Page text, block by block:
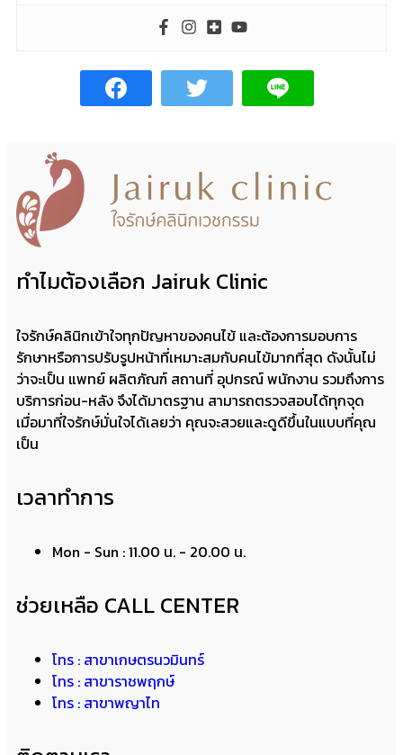
ทำไมต้องเลือก Jairuk Clinic
ใจรักษ์คลินิกเข้าใจทุกปัญหาของคนไข้ และต้องการมอบการ
รักษาหรือการปรับรูปหน้าที่เหมาะสมกับคนไข้มากที่สุด ดังนั้นไม่
ว่าจะเป็น แพทย์ ผลิตภัณฑ์ สถานที่ อุปกรณ์ พนักงาน รวมถึงการ
บริการก่อน-หลัง จึงได้มาตรฐาน สามารถตรวจสอบได้ทุกจุด
เมื่อมาที่ใจรักษ์มั่นใจได้เลยว่า คุณจะสวยและดูดีขึ้นในแบบที่คุณ
เป็น
เวลาทำการ
Mon - Sun : 11.00 น. - 20.00 น.
ช่วยเหลือ CALL CENTER
โทร : สาขาเกษตรนวมินทร์
โทร : สาขาราชพฤกษ์
โทร : สาขาพญาไท